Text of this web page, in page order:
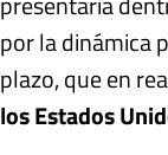
por la dinámica
plazo, que en
los Estados